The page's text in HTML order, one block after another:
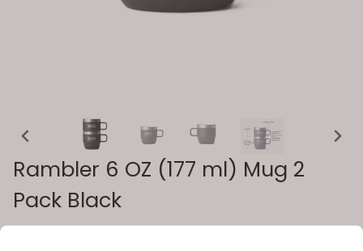
Rambler 6 OZ (177 ml) Mug 2
Pack Black